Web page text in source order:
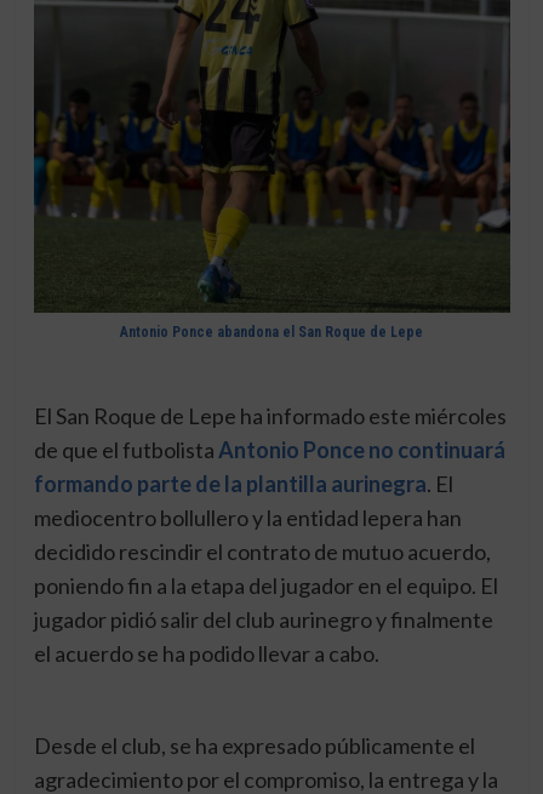
Antonio Ponce abandona el San Roque de Lepe
El San Roque de Lepe ha informado este miércoles
de que el futbolistaAntonio Ponce no continuará
formando parte de la plantilla aurinegra. El
mediocentro bollullero y la entidad lepera han
decidido rescindir el contrato de mutuo acuerdo,
poniendo fin a la etapa del jugador en el equipo. El
jugador pidió salir del club aurinegro y finalmente
el acuerdo se ha podido llevar a cabo.
Desde el club, se ha expresado públicamente el
agradecimiento por el compromiso, la entrega y la